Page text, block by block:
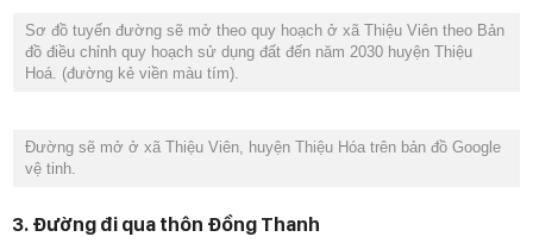
Sơ đồ tuyến đường sẽ mở theo quy hoạch ở xã Thiệu Viên theo Bản
đồ điều chỉnh quy hoạch sử dụng đất đến năm 2030 huyện Thiệu
Hoá. (đường kẻ viền màu tím).
Đường sẽ mở ở xã Thiệu Viên, huyện Thiệu Hóa trên bản đồ Google
vệ tinh.
3. Đường đi qua thôn Đồng Thanh